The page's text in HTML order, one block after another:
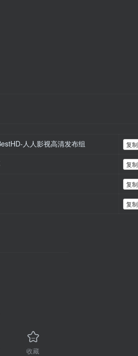
人人影视高清发布组 复制
复制
复制
复制
收藏